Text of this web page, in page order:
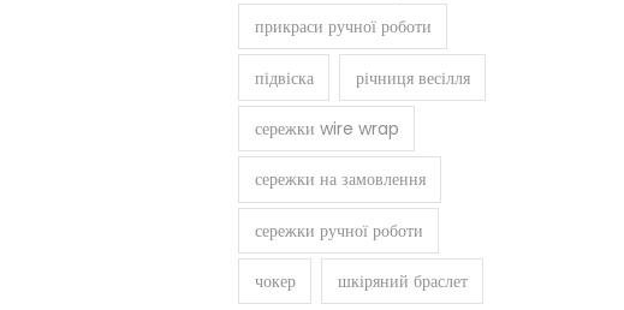
прикраси ручної роботи
підвіска річниця весілля
сережки wire wrap
сережки на замовлення
сережки ручної роботи
чокер шкіряний браслет